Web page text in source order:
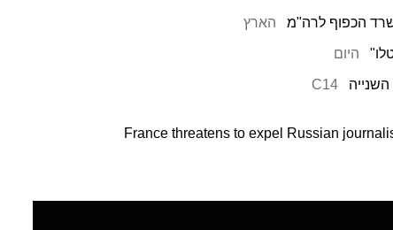
הכפוף לרה"מ הארץ
היום
C14
France threatens to expel Russian